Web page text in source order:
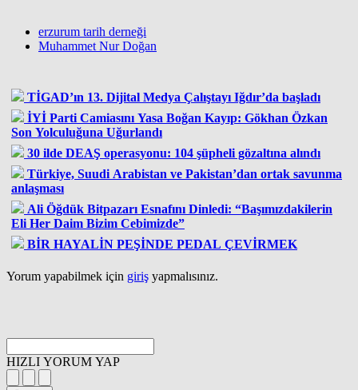
erzurum tarih derneği
Muhammet Nur Doğan
TİGAD’ın 13. Dijital Medya Çalıştayı Iğdır’da başladı
İYİ Parti Camiasını Yasa Boğan Kayıp: Gökhan Özkan
Son Yolculuğuna Uğurlandı
30 ilde DEAŞ operasyonu: 104 şüpheli gözaltına alındı
Türkiye, Suudi Arabistan ve Pakistan’dan ortak savunma
anlaşması
Ali Öğdük Bitpazarı Esnafını Dinledi: “Başımızdakilerin
Eli Her Daim Bizim Cebimizde”
BİR HAYALİN PEŞİNDE PEDAL ÇEVİRMEK
Yorum yapabilmek için giriş yapmalısınız.
HIZLI YORUM YAP